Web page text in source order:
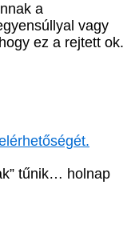
a
vagy
ez a rejtett ok.
tűnik… holnap